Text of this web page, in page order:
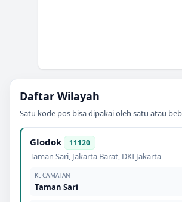
Daftar Wilayah
Satu kode pos bisa dipakai oleh satu atau
Glodok 11120
Taman Sari, Jakarta Barat, DKI Jakarta
KECAMATAN
Taman Sari